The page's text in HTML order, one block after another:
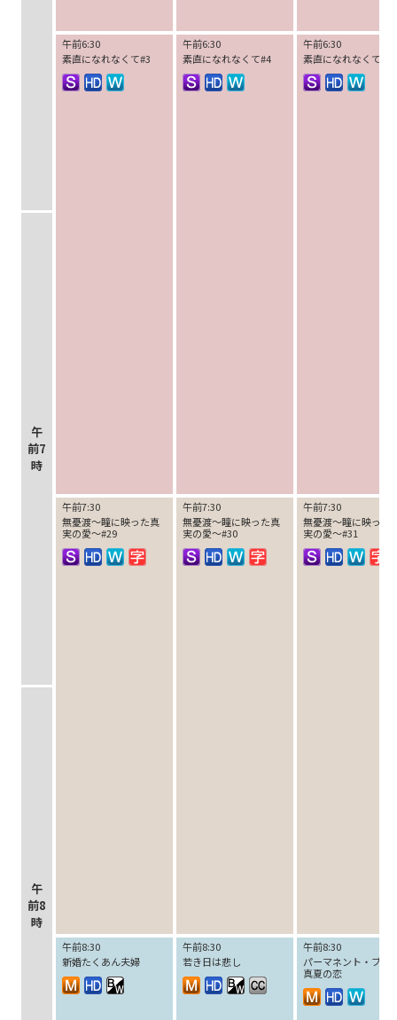
午前6:30
素直になれなくて#3
午前6:30
素直になれなくて#4
午前6:30
素直になれなくて#5
午
前7
時
午前7:30
無憂渡～瞳に映った真
実の愛～#29
午前7:30
無憂渡～瞳に映った真
実の愛～#30
午前7:30
無憂渡～瞳に映った
実の愛～#31
午
前8
時
午前8:30
新婚たくあん夫婦
午前8:30
若き日は悲し
午前8:30
パーマネント・ブル
真夏の恋